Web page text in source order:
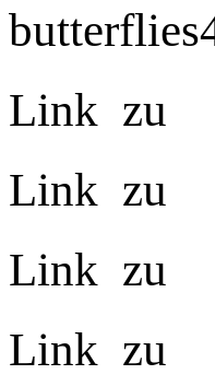
Link
Link
Link
Link zu